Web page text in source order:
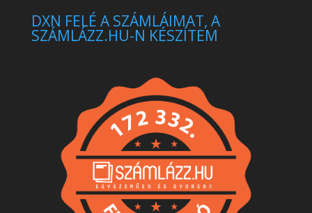
DXN FELÉ A SZÁMLÁIMAT, A
SZÁMLÁZZ.HU-N KÉSZÍTEM